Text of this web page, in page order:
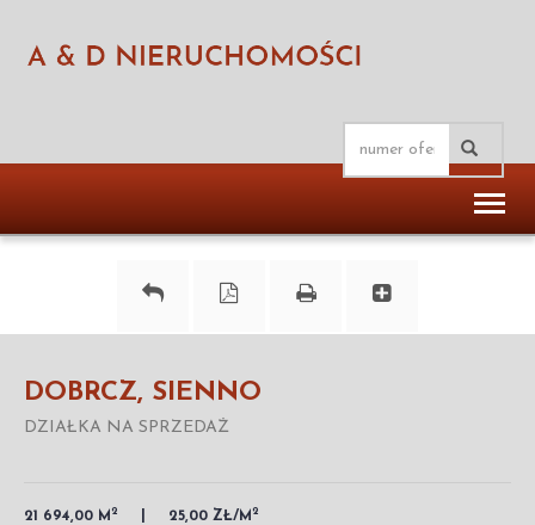
DOBRCZ, SIENNO
DZIAŁKA NA SPRZEDAŻ
21 694,00 M 2 25,00 ZŁ/M 2